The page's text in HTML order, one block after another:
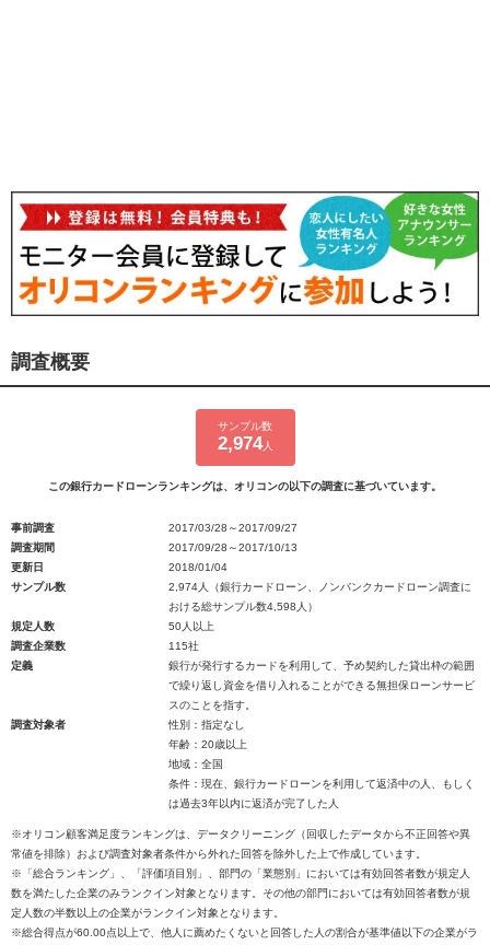
調査概要
サンプル数
2,974人
この銀行カードローンランキングは、オリコンの以下の調査に基づいています。
事前調査
2017/03/28～2017/09/27
調査期間
2017/09/28～2017/10/13
更新日
2018/01/04
サンプル数
2,974人（銀行カードローン、ノンバンクカードローン調査に
おける総サンプル数4,598人）
規定人数
50人以上
調査企業数
115社
定義
銀行が発行するカードを利用して、予め契約した貸出枠の範囲
で繰り返し資金を借り入れることができる無担保ローンサービ
スのことを指す。
調査対象者
性別：指定なし
年齢：20歳以上
地域：全国
条件：現在、銀行カードローンを利用して返済中の人、もしく
は過去3年以内に返済が完了した人
※オリコン顧客満足度ランキングは、データクリーニング（回収したデータから不正回答や異
常値を排除）および調査対象者条件から外れた回答を除外した上で作成しています。
※「総合ランキング」、「評価項目別」、部門の「業態別」においては有効回答者数が規定人
数を満たした企業のみランクイン対象となります。その他の部門においては有効回答者数が規
定人数の半数以上の企業がランクイン対象となります。
※総合得点が60.00点以上で、他人に薦めたくないと回答した人の割合が基準値以下の企業がラ